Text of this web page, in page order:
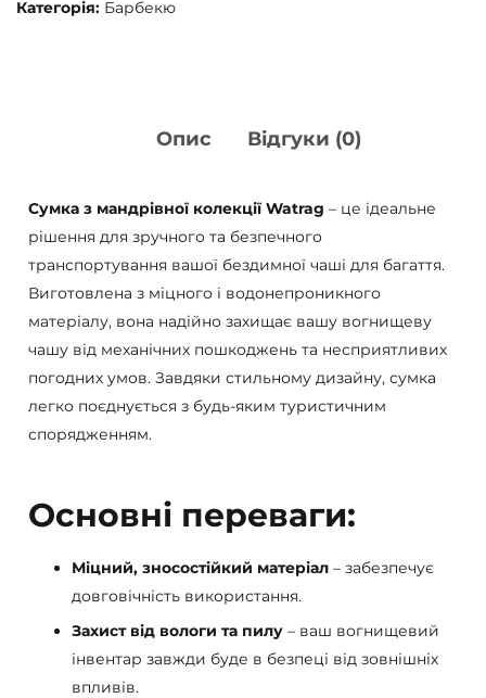
Категорія: Барбекю
Опис Відгуки (0)
Сумка з мандрівної колекції Watrag – це ідеальне
рішення для зручного та безпечного
транспортування вашої бездимної чаші для багаття.
Виготовлена з міцного і водонепроникного
матеріалу, вона надійно захищає вашу вогнищеву
чашу від механічних пошкоджень та несприятливих
погодних умов. Завдяки стильному дизайну, сумка
легко поєднується з будь-яким туристичним
спорядженням.
Основні переваги:
Міцний, зносостійкий матеріал – забезпечує
довговічність використання.
Захист від вологи та пилу – ваш вогнищевий
інвентар завжди буде в безпеці від зовнішніх
впливів.